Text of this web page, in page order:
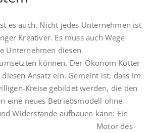
es auch. Nicht jedes Unternehmen ist
Kreativer. Es muss auch Wege
Unternehmen diesen
können. Der Ökonom Kotter
diesen Ansatz ein. Gemeint ist, dass im
Kreise gebildet werden, die den
eine neues Betriebsmodell ohne
Widerstände aufbauen kann: Ein
Motor des